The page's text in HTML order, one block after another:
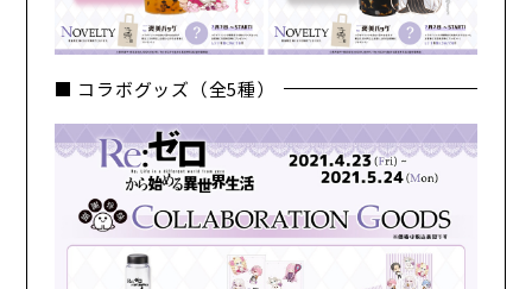
■ コラボグッズ（全5種）